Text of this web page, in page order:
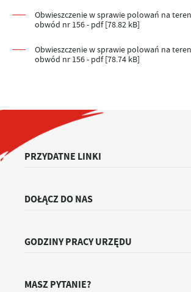
Obwieszczenie w sprawie polowań na
obwód nr 156 - pdf [78.82 kB]
Obwieszczenie w sprawie polowań na
obwód nr 156 - pdf [78.74 kB]
PRZYDATNE LINKI
DOŁĄCZ DO NAS
GODZINY PRACY URZĘDU
MASZ PYTANIE?